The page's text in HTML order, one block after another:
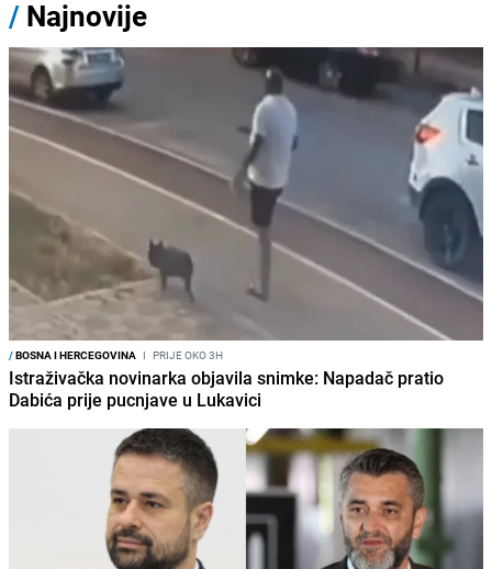
/ Najnovije
/BOSNA I HERCEGOVINA I PRIJE OKO 3H
Istraživačka novinarka objavila snimke: Napadač pratio
Dabića prije pucnjave u Lukavici